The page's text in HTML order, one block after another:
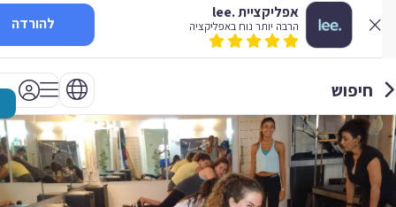
אפליקציית .lee
הרבה יותר נוח באפליקציה להורדה
חיפוש